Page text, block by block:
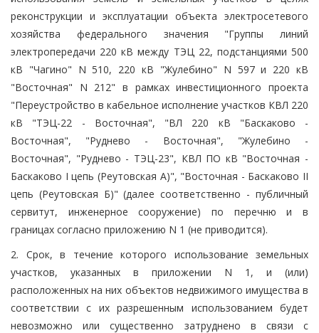
реконструкции и эксплуатации объекта электросетевого
хозяйства федерального значения "Группы линий
электропередачи 220 кВ между ТЭЦ 22, подстанциями 500
кВ "Чагино" N 510, 220 кВ "Жулебино" N 597 и 220 кВ
"Восточная" N 212" в рамках инвестиционного проекта
"Переустройство в кабельное исполнение участков КВЛ 220
кВ "ТЭЦ-22 - Восточная", "ВЛ 220 кВ "Баскаково -
Восточная", "Руднево - Восточная", "Жулебино -
Восточная", "Руднево - ТЭЦ-23", КВЛ ПО кВ "Восточная -
Баскаково I цепь (Реутовская А)", "Восточная - Баскаково II
цепь (Реутовская Б)" (далее соответственно - публичный
сервитут, инженерное сооружение) по перечню и в
границах согласно приложению N 1 (не приводится).
2. Срок, в течение которого использование земельных
участков, указанных в приложении N 1, и (или)
расположенных на них объектов недвижимого имущества в
соответствии с их разрешенным использованием будет
невозможно или существенно затруднено в связи с